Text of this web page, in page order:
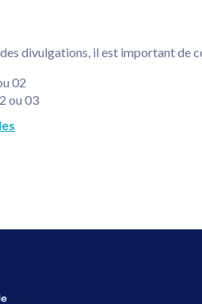
divulgations, il est important de
02
ou 03